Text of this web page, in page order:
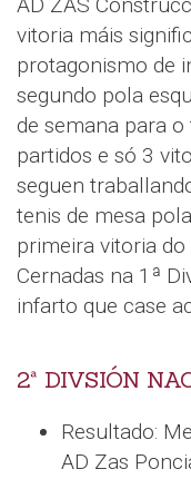
vitoria máis
protagonismo de
segundo pola
de semana para
partidos e só 3
seguen
tenis de mesa
primeira vitoria
Cernadas na 1ª
infarto que case
2ª DIVSIÓN
Resultado:
AD Zas